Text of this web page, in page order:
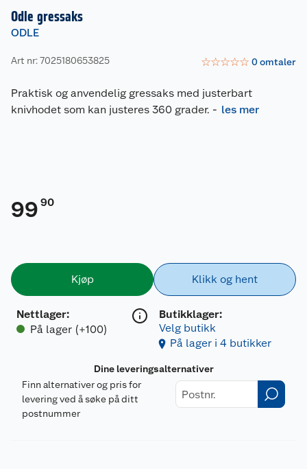
Odle gressaks
ODLE
Art nr: 7025180653825 ☆☆☆☆☆ 0omtaler
Praktisk og anvendelig gressaks med justerbart
knivhodet som kan justeres 360 grader. - les mer
99 90
Kjøp
Nettlager:
På lager (+100)
Klikk og hent
Butikklager:
Velg butikk
På lager i 4 butikker
Dine leveringsalternativer
Finn alternativer og pris for
levering ved å søke på ditt
postnummer